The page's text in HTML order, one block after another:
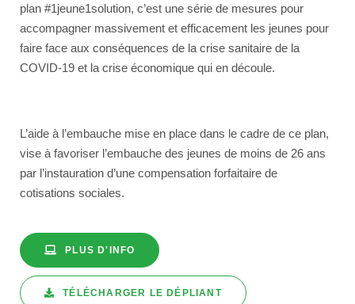
plan #1jeune1solution, c’est une série de mesures pour
accompagner massivement et efficacement les jeunes pour
faire face aux conséquences de la crise sanitaire de la
COVID-19 et la crise économique qui en découle.
L’aide à l’embauche mise en place dans le cadre de ce plan,
vise à favoriser l’embauche des jeunes de moins de 26 ans
par l’instauration d’une compensation forfaitaire de
cotisations sociales.
PLUS D'INFO
TÉLÉCHARGER LE DÉPLIANT